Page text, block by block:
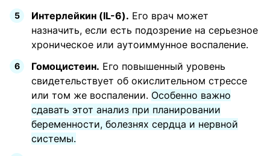
Интерлейкин (IL-6). Его врач может
назначить, если есть подозрение на серьезное
хроническое или аутоиммунное воспаление.
Гомоцистеин. Его повышенный уровень
свидетельствует об окислительном стрессе
или том же воспалении. Особенно важно
сдавать этот анализ при планировании
беременности, болезнях сердца и нервной
системы.